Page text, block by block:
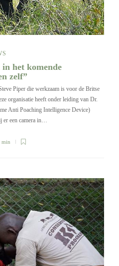
het komende
zelf”
Piper die werkzaam is voor de Britse
organisatie heeft onder leiding van Dr.
Anti Poaching Intelligence Device)
er een camera in…
min